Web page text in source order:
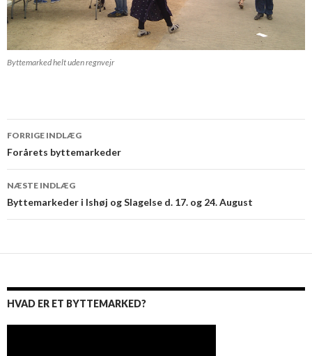
Byttemarked helt uden regnvejr
Indlæg
navigation
FORRIGE INDLÆG
Forårets byttemarkeder
NÆSTE INDLÆG
Byttemarkeder i Ishøj og Slagelse d. 17. og 24. August
HVAD ER ET BYTTEMARKED?